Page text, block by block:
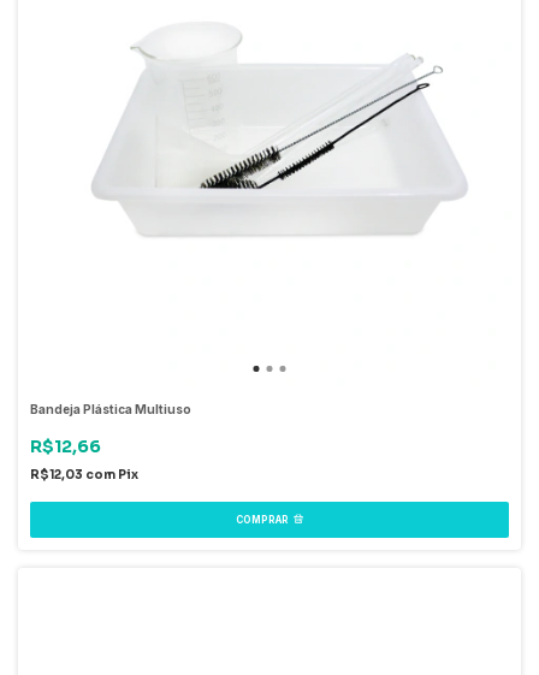
Bandeja Plástica Multiuso
R$12,66
R$12,03 com Pix
COMPRAR